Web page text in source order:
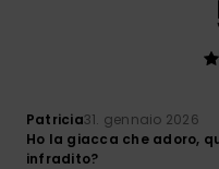
Patricia31. gennaio 2026
Ho la giacca che adoro,
infradito?